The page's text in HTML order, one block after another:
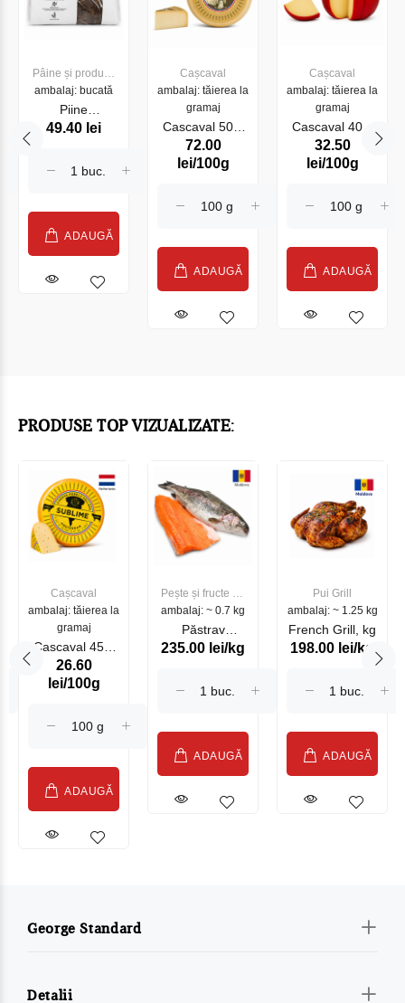
Pâine și produse
de panificație
ambalaj: bucată
Piine
Borodinschii
600g
49.40 lei
ADAUGĂ
Cașcaval
ambalaj: tăierea la
gramaj
Cascaval 50%
Brebano Mild
(27301)
72.00
lei/100g
ADAUGĂ
Cașcaval
ambalaj: tăierea la
gramaj
Cascaval 40%
Edam Red
(30301)
32.50
lei/100g
ADAUGĂ
PRODUSE TOP VIZUALIZATE:
Cașcaval
ambalaj: tăierea la
gramaj
Cascaval 45%
Maasdam
Sublime Cow
26.60
lei/100g
ADAUGĂ
Pește și fructe de
mare
ambalaj: ~ 0.7 kg
Păstrav
Somonat
235.00 lei/kg
ADAUGĂ
Pui Grill
ambalaj: ~ 1.25 kg
French Grill, kg
198.00 lei/kg
ADAUGĂ
George Standard
Detalii